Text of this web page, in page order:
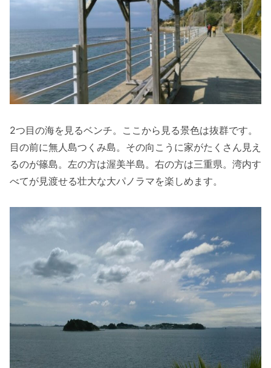
2つ目の海を見るベンチ。ここから見る景色は抜群です。
目の前に無人島つくみ島。その向こうに家がたくさん見え
るのが篠島。左の方は渥美半島。右の方は三重県。湾内す
べてが見渡せる壮大な大パノラマを楽しめます。